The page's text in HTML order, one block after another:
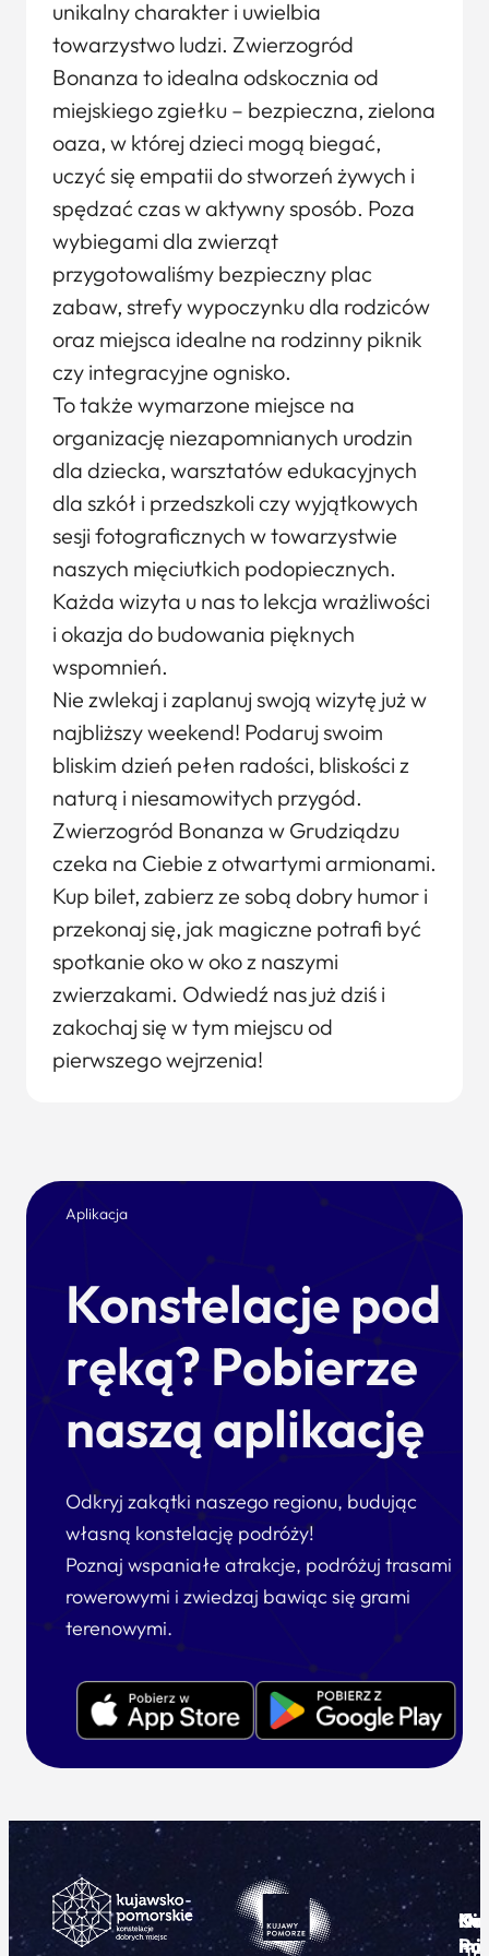
unikalny charakter i uwielbia
towarzystwo ludzi. Zwierzogród
Bonanza to idealna odskocznia od
miejskiego zgiełku – bezpieczna, zielona
oaza, w której dzieci mogą biegać,
uczyć się empatii do stworzeń żywych i
spędzać czas w aktywny sposób. Poza
wybiegami dla zwierząt
przygotowaliśmy bezpieczny plac
zabaw, strefy wypoczynku dla rodziców
oraz miejsca idealne na rodzinny piknik
czy integracyjne ognisko.
To także wymarzone miejsce na
organizację niezapomnianych urodzin
dla dziecka, warsztatów edukacyjnych
dla szkół i przedszkoli czy wyjątkowych
sesji fotograficznych w towarzystwie
naszych mięciutkich podopiecznych.
Każda wizyta u nas to lekcja wrażliwości
i okazja do budowania pięknych
wspomnień.
Nie zwlekaj i zaplanuj swoją wizytę już w
najbliższy weekend! Podaruj swoim
bliskim dzień pełen radości, bliskości z
naturą i niesamowitych przygód.
Zwierzogród Bonanza w Grudziądzu
czeka na Ciebie z otwartymi armionami.
Kup bilet, zabierz ze sobą dobry humor i
przekonaj się, jak magiczne potrafi być
spotkanie oko w oko z naszymi
zwierzakami. Odwiedź nas już dziś i
zakochaj się w tym miejscu od
pierwszego wejrzenia!
Aplikacja
Konstelacje pod
ręką? Pobierze
naszą aplikację
Odkryj zakątki naszego regionu, budując
własną konstelację podróży!
Poznaj wspaniałe atrakcje, podróżuj trasami
rowerowymi i zwiedzaj bawiąc się grami
terenowymi.
i